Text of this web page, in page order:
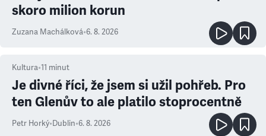
skoro milion korun
Zuzana Machálková•6. 8. 2026
Kultura•11 minut
Je divné říci, že jsem si užil pohřeb. Pro
ten Glenův to ale platilo stoprocentně
Petr Horký•Dublin•6. 8. 2026